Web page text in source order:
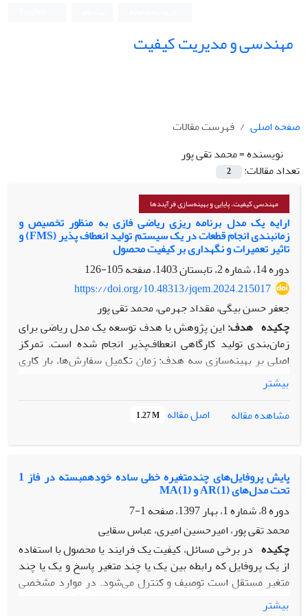
مهندسی و مدیریت کیفیت
صفحه اصلی
فهرست مقالات
نویسنده =محمد تقی پور
تعداد مقالات:
2
مهندسی کیفیت، پایایی و بهینه‌سازی فرآیندها
ارایه یک مدل برنامه ریزی ریاضی فازی به منظور تخصیص و
زمانبندی انجام قطعات در یک سیستم تولید انعطاف پذیر (FMS) و
تاثیر تعمیرات و نگهداری بر کیفیت محصول
دوره 14، شماره 2، تابستان 1403، صفحه
105-126
https://doi.org/10.48313/jqem.2024.215017
جعفر حسن بیگی، مقداد جهرمی، محمد تقی پور
چکیده هدف: این پژوهش با هدف توسعه یک مدل ریاضی برای
زمان‌بندی تولید کارگاهی انعطاف‌پذیر انجام شده است. تمرکز
اصلی بر بهینه‌سازی سه هدف: زمان تکمیل سفارش‌ها، بار کاری
حداکثری ماشین‌ها و مجموع بار کاری است. هدف نهایی افزایش
بهره‌وری و انعطاف‌پذیری در سیستم‌های تولیدی است.
روش‌شناسی پژوهش: از دو الگوریتم فرا ابتکاری
MOGWO برای حل مدل استفاده شده است. ابتدا مدل در
مقیاس کوچک اعتبارسنجی شد و سپس در ابعاد بزرگ‌تر تحلیل
دقت و کیفیت راه‌حل‌ها صورت گرفت.
یافته‌ها:
ندارد. بیشترین حساسیت اهداف نسبت به هزینه ساخت و
نگهداری مشاهده شد. همچنین الگوی تخصیص منابع و ترتیب
بهینه فعالیت‌ها استخراج گردید.
اصالت/ارزش‌افزوده علمی:اصالت این پژوهش در توسعه و کاربرد
یک مدل ریاضی ترکیبی برای زمان‌بندی سیستم‌های تولید
انعطاف‌پذیر با چندین هدف متضاد و در نظر گرفتن محدودیت‌های
بیشتر
مشاهده مقاله
اصل مقاله 1.27 M
پایش پروفایل‌های چندمتغیره خطی ساده خودهمبسته در فاز 1
تحت مدل‌های (AR(1 و (MA(1
دوره 8، شماره 1، بهار 1397، صفحه
1-7
محمد تقی پور، امیرحسین امیری، عباس سقایی
چکیده در برخی مسائل، کیفیت یک فرایند یا محصول با استفاده
از یک پروفایل که رابطه بین یک یا چند متغیر پاسخ و یک یا چند
متغیر مستقل است توصیف و کنترل می‌شود. در موارد مشخصی
که متغیرهای پاسخ همبسته‌اند، می‌توان کیفیت فرآیند یا محصول
بیشتر